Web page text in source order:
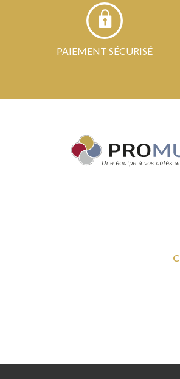
PAIEMENT SÉCURISÉ